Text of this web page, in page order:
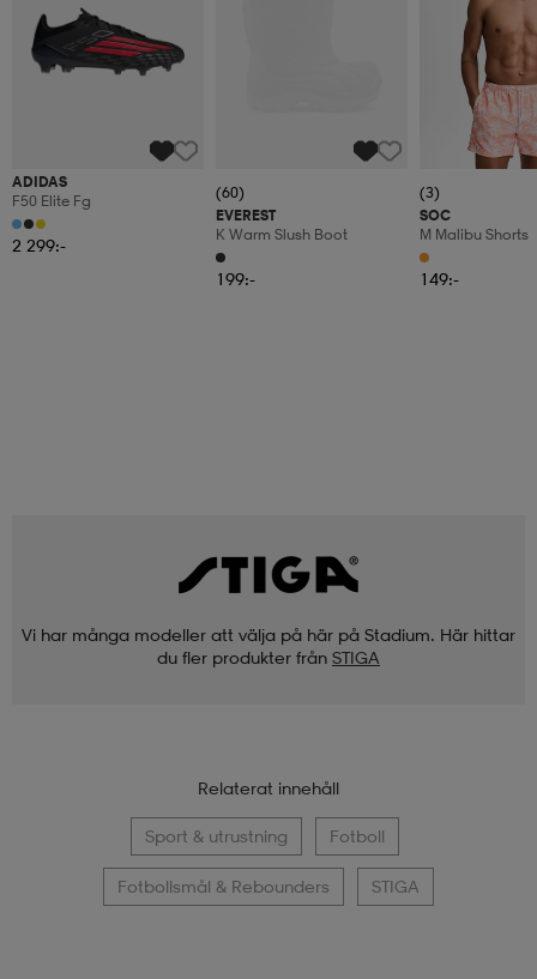
ADIDAS
F50 Elite Fg
2 299:-
(60)
EVEREST
K Warm Slush Boot
199:-
(3)
SOC
M Malibu Shorts
149:-
Vi har många modeller att välja på här på Stadium. Här hittar
du fler produkter från STIGA
Relaterat innehåll
Sport & utrustning Fotboll
Fotbollsmål & Rebounders STIGA